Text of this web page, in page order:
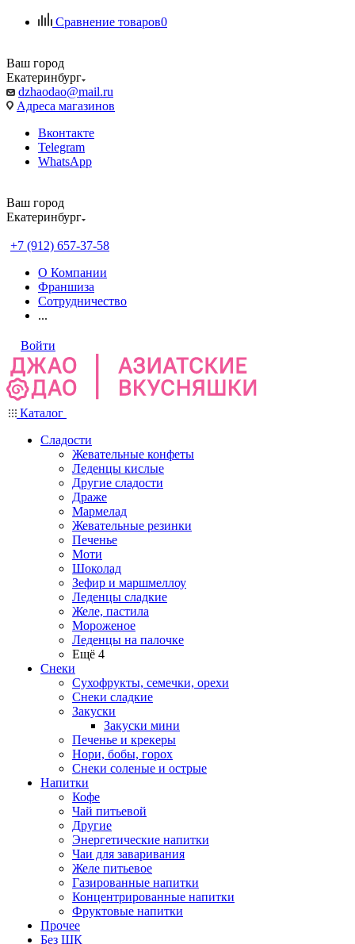
Сравнение товаров0
Ваш город
Екатеринбург
dzhaodao@mail.ru
Адреса магазинов
Вконтакте
Telegram
WhatsApp
Ваш город
Екатеринбург
+7 (912) 657-37-58
О Компании
Франшиза
Сотрудничество
...
Войти
Каталог
Сладости
Жевательные конфеты
Леденцы кислые
Другие сладости
Драже
Мармелад
Жевательные резинки
Печенье
Моти
Шоколад
Зефир и маршмеллоу
Леденцы сладкие
Желе, пастила
Мороженое
Леденцы на палочке
Ещё 4
Снеки
Сухофрукты, семечки, орехи
Снеки сладкие
Закуски
Закуски мини
Печенье и крекеры
Нори, бобы, горох
Снеки соленые и острые
Напитки
Кофе
Чай питьевой
Другие
Энергетические напитки
Чаи для заваривания
Желе питьевое
Газированные напитки
Концентрированные напитки
Фруктовые напитки
Прочее
Без ШК